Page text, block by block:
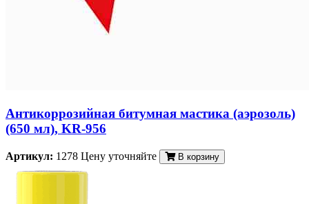
Антикоррозийная битумная мастика (аэрозоль)
(650 мл), KR-956
Артикул: 1278 Цену уточняйте В корзину